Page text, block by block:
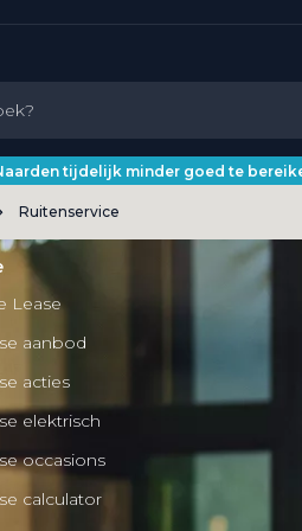
Lease
aanbod
acties
elektrisch
occasions
calculator
tijdelijk minder goed te
Ruitenservice